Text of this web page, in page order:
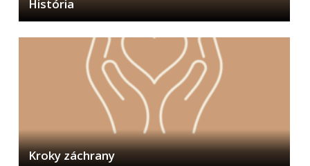
KULTÚRA
Sociálna pomoc
Matrika a pobyt
Dane a poplatky
Doprava a údržba komunikácií
Odpady, verejné priestranstvá
História
Kroky záchrany